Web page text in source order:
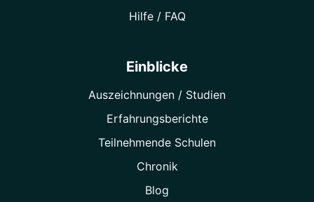
Hilfe / FAQ
Einblicke
Auszeichnungen / Studien
Erfahrungsberichte
Teilnehmende Schulen
Chronik
Blog